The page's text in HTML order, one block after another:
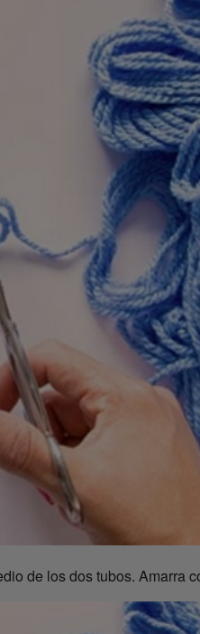
de los dos tubos. Amarra